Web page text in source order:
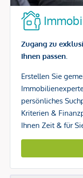
Zugang zu
Ihnen passen.
Erstellen Sie
persönliches
Kriterien &
Ihnen Zeit & für